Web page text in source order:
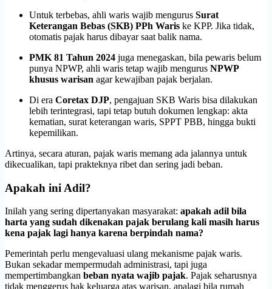
Untuk terbebas, ahli waris wajib mengurus Surat
Keterangan Bebas (SKB) PPh Waris ke KPP. Jika tidak,
otomatis pajak harus dibayar saat balik nama.
PMK 81 Tahun 2024 juga menegaskan, bila pewaris belum
punya NPWP, ahli waris tetap wajib mengurus NPWP
khusus warisan agar kewajiban pajak berjalan.
Di era Coretax DJP, pengajuan SKB Waris bisa dilakukan
lebih terintegrasi, tapi tetap butuh dokumen lengkap: akta
kematian, surat keterangan waris, SPPT PBB, hingga bukti
kepemilikan.
Artinya, secara aturan, pajak waris memang ada jalannya untuk
dikecualikan, tapi prakteknya ribet dan sering jadi beban.
Apakah ini Adil?
Inilah yang sering dipertanyakan masyarakat: apakah adil bila
harta yang sudah dikenakan pajak berulang kali masih harus
kena pajak lagi hanya karena berpindah nama?
Pemerintah perlu mengevaluasi ulang mekanisme pajak waris.
Bukan sekadar mempermudah administrasi, tapi juga
mempertimbangkan beban nyata wajib pajak. Pajak seharusnya
tidak menggerus hak keluarga atas warisan, apalagi bila rumah